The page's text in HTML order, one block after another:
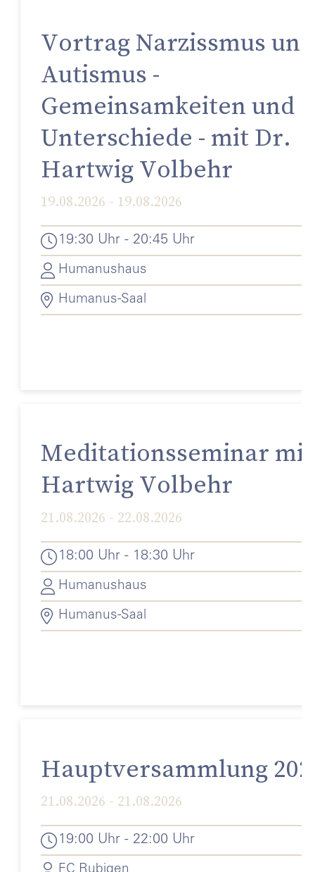
Vortrag Narzissmus und
Autismus -
Gemeinsamkeiten und
Unterschiede - mit Dr.
Hartwig Volbehr
19.08.2026 - 19.08.2026
19:30 Uhr - 20:45 Uhr
Humanushaus
Humanus-Saal
Meditationsseminar
Hartwig Volbehr
21.08.2026 - 22.08.2026
18:00 Uhr - 18:30 Uhr
Humanushaus
Humanus-Saal
Hauptversammlung
21.08.2026 - 21.08.2026
19:00 Uhr - 22:00 Uhr